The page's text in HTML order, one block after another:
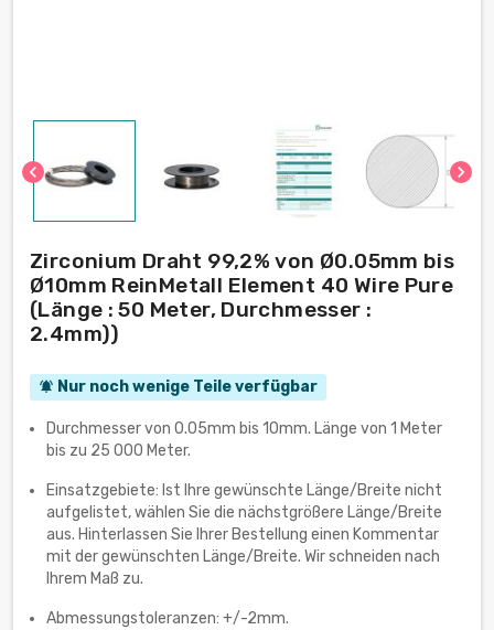
chevron_left chevron_right
Zirconium Draht 99,2% von Ø0.05mm bis
Ø10mm ReinMetall Element 40 Wire Pure
(Länge : 50 Meter, Durchmesser :
2.4mm))
notifications_active Nur noch wenige Teile verfügbar
Durchmesser von 0.05mm bis 10mm. Länge von 1 Meter
bis zu 25 000 Meter.
Einsatzgebiete: Ist Ihre gewünschte Länge/Breite nicht
aufgelistet, wählen Sie die nächstgrößere Länge/Breite
aus. Hinterlassen Sie Ihrer Bestellung einen Kommentar
mit der gewünschten Länge/Breite. Wir schneiden nach
Ihrem Maß zu.
Abmessungstoleranzen: +/-2mm.